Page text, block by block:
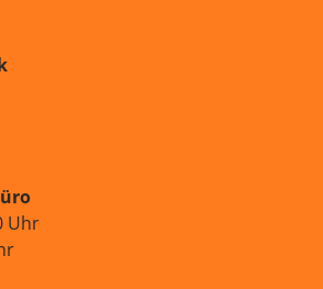
Uhr